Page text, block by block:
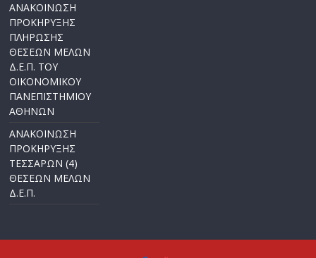
ΑΝΑΚΟΙΝΩΣΗ
ΠΡΟΚΗΡΥΞΗΣ
ΠΛΗΡΩΣΗΣ
ΘΕΣΕΩΝ ΜΕΛΩΝ
Δ.Ε.Π. ΤΟΥ
ΟΙΚΟΝΟΜΙΚΟΥ
ΠΑΝΕΠΙΣΤΗΜΙΟΥ
ΑΘΗΝΩΝ
ΑΝΑΚΟΙΝΩΣΗ
ΠΡΟΚΗΡΥΞΗΣ
ΤΕΣΣΑΡΩΝ (4)
ΘΕΣΕΩΝ ΜΕΛΩΝ
Δ.Ε.Π.